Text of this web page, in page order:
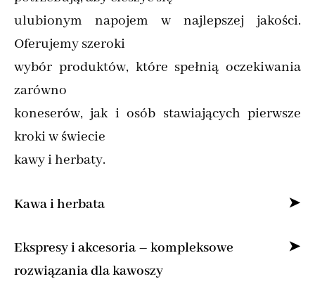
ulubionym napojem w najlepszej jakości.
Oferujemy szeroki
wybór produktów, które spełnią oczekiwania
zarówno
koneserów, jak i osób stawiających pierwsze
kroki w świecie
kawy i herbaty.
Kawa i herbata
Specjalizujemy się w sprzedaży kawy ziarnistej
i mielonej online,
Ekspresy i akcesoria – kompleksowe
rozwiązania dla kawoszy